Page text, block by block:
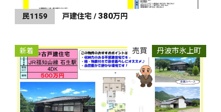
民1159 戸建住宅 / 380万円
新着 売買 丹波市氷上町